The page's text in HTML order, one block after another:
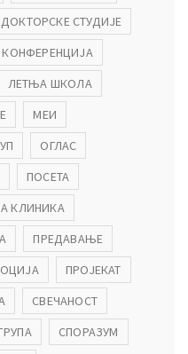
ДОКТОРСКЕ СТУДИЈЕ
КОНФЕРЕНЦИЈА
ЛЕТЊА ШКОЛА
МЕИ
ОГЛАС
ПОСЕТА
КЛИНИКА
ПРЕДАВАЊЕ
ПРОЈЕКАТ
СВЕЧАНОСТ
СПОРАЗУМ